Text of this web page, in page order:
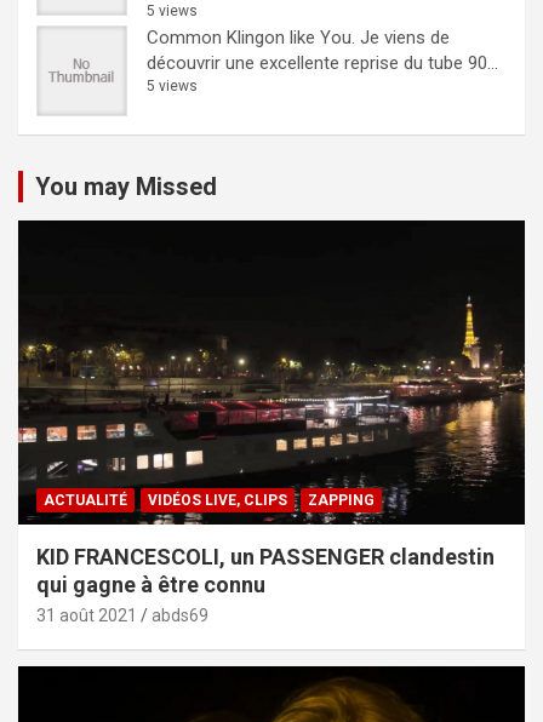
5 views
Common Klingon like You. Je viens de
découvrir une excellente reprise du tube 90...
5 views
You may Missed
ACTUALITÉ VIDÉOS LIVE, CLIPS ZAPPING
KID FRANCESCOLI, un PASSENGER clandestin
qui gagne à être connu
31 août 2021 abds69